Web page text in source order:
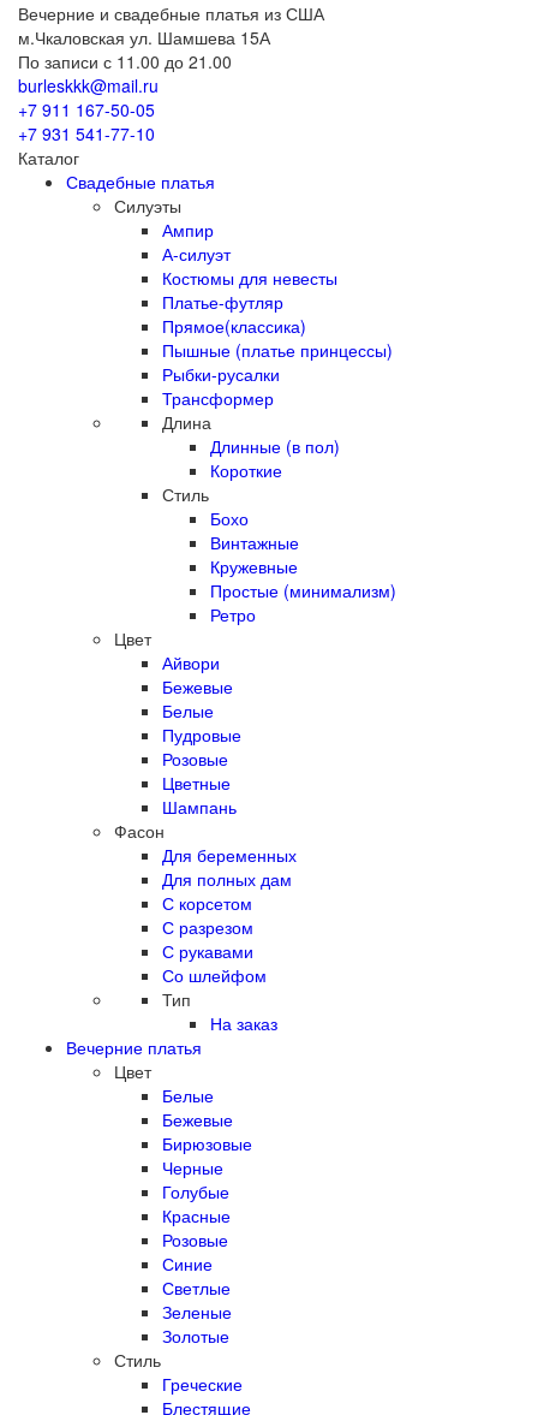
Вечерние и свадебные платья из США
м.Чкаловская ул. Шамшева 15А
По записи с 11.00 до 21.00
burleskkk@mail.ru
+7 911 167-50-05
+7 931 541-77-10
Каталог
Свадебные платья
Силуэты
Ампир
А-силуэт
Костюмы для невесты
Платье-футляр
Прямое(классика)
Пышные (платье принцессы)
Рыбки-русалки
Трансформер
Длина
Длинные (в пол)
Короткие
Стиль
Бохо
Винтажные
Кружевные
Простые (минимализм)
Ретро
Цвет
Айвори
Бежевые
Белые
Пудровые
Розовые
Цветные
Шампань
Фасон
Для беременных
Для полных дам
С корсетом
С разрезом
С рукавами
Со шлейфом
Тип
На заказ
Вечерние платья
Цвет
Белые
Бежевые
Бирюзовые
Черные
Голубые
Красные
Розовые
Синие
Светлые
Зеленые
Золотые
Стиль
Греческие
Блестящие